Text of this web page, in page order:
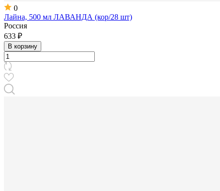
0
Лайна, 500 мл ЛАВАНДА (кор/28 шт)
Россия
633 ₽
В корзину